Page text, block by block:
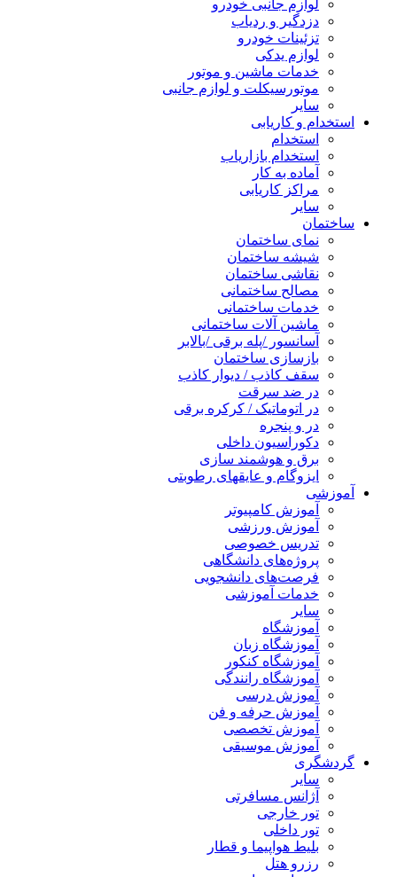
لوازم جانبی خودرو
دزدگیر و ردیاب
تزئینات خودرو
لوازم یدکی
خدمات ماشین و موتور
موتورسیکلت و لوازم جانبی
سایر
استخدام و کاریابی
استخدام
استخدام بازاریاب
آماده به کار
مراکز کاریابی
سایر
ساختمان
نمای ساختمان
شیشه ساختمان
نقاشی ساختمان
مصالح ساختمانی
خدمات ساختمانی
ماشین آلات ساختمانی
آسانسور /پله برقی /بالابر
بازسازی ساختمان
سقف کاذب / دیوار کاذب
در ضد سرقت
در اتوماتیک / کرکره برقی
در و پنجره
دکوراسیون داخلی
برق و هوشمند سازی
ایزوگام و عایقهای رطوبتی
آموزشی
آموزش کامپیوتر
آموزش ورزشی
تدریس خصوصی
پروژه‌های دانشگاهی
فرصت‌های دانشجویی
خدمات آموزشی
سایر
آموزشگاه
آموزشگاه زبان
آموزشگاه کنکور
آموزشگاه رانندگی
آموزش درسی
آموزش حرفه و فن
آموزش تخصصی
آموزش موسیقی
گردشگری
سایر
آژانس مسافرتی
تور خارجی
تور داخلی
بلیط هواپیما و قطار
رزرو هتل